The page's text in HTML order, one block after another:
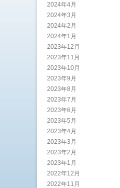
2024年4月
2024年3月
2024年2月
2024年1月
2023年12月
2023年11月
2023年10月
2023年9月
2023年8月
2023年7月
2023年6月
2023年5月
2023年4月
2023年3月
2023年2月
2023年1月
2022年12月
2022年11月